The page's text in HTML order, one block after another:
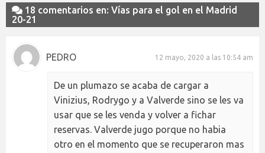
18 comentarios en: Vías para el gol en el Madrid
20-21
PEDRO 12 mayo, 2020 a las 10:54 am
De un plumazo se acaba de cargar a
Vinizius, Rodrygo y a Valverde sino se les va
usar que se les venda y volver a fichar
reservas. Valverde jugo porque no habia
otro en el momento que se recuperaron mas